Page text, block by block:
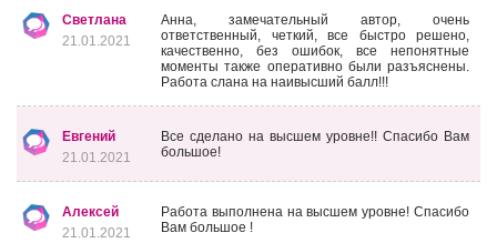
Светлана
21.01.2021
Анна, замечательный автор, очень
ответственный, четкий, все быстро решено,
качественно, без ошибок, все непонятные
моменты также оперативно были разъяснены.
Работа слана на наивысший балл!!!
Евгений
21.01.2021
Все сделано на высшем уровне!! Спасибо Вам
большое!
Алексей
21.01.2021
Работа выполнена на высшем уровне! Спасибо
Вам большое !